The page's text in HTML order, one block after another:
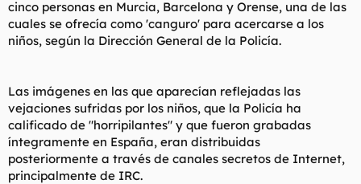
cinco personas en Murcia, Barcelona y Orense, una de las
cuales se ofrecía como 'canguro' para acercarse a los
niños, según la Dirección General de la Policía.
Las imágenes en las que aparecían reflejadas las
vejaciones sufridas por los niños, que la Policía ha
calificado de "horripilantes" y que fueron grabadas
íntegramente en España, eran distribuidas
posteriormente a través de canales secretos de Internet,
principalmente de IRC.